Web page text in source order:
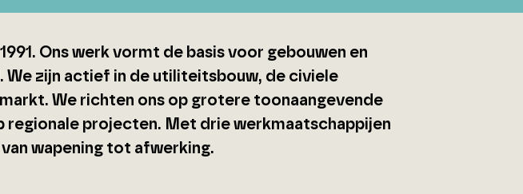
Ons werk vormt de basis voor gebouwen en
zijn actief in de utiliteitsbouw, de civiele
We richten ons op grotere toonaangevende
regionale projecten. Met drie werkmaatschappijen
wapening tot afwerking.